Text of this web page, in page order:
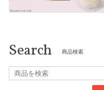
Search 商品検索